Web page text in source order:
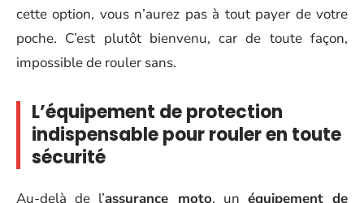
cette option, vous n’aurez pas à tout payer de votre
poche. C’est plutôt bienvenu, car de toute façon,
impossible de rouler sans.
L’équipement de protection
indispensable pour rouler en toute
sécurité
Au-delà de l’assurance moto, un équipement de